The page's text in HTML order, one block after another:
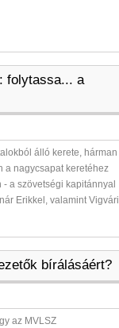
folytassa... a
álló kerete, hárman
a nagycsapat keretéhez
a szövetségi kapitánnyal
Erikkel, valamint Vigvári
bírálásáért?
az MVLSZ